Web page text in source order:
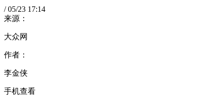
/ 05/23 17:14
来源：
大众网
作者：
李金侠
手机查看